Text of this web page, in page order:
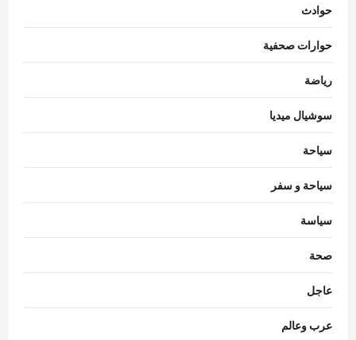
حوادث
حوارات صحفية
رياضة
سوشيال ميديا
سياحة
سياحة و سفر
سياسة
صحة
عاجل
عرب وعالم
3